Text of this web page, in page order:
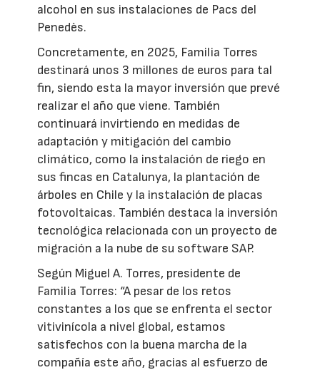
alcohol en sus instalaciones de Pacs del
Penedès.
Concretamente, en 2025, Familia Torres
destinará unos 3 millones de euros para tal
fin, siendo esta la mayor inversión que prevé
realizar el año que viene. También
continuará invirtiendo en medidas de
adaptación y mitigación del cambio
climático, como la instalación de riego en
sus fincas en Catalunya, la plantación de
árboles en Chile y la instalación de placas
fotovoltaicas. También destaca la inversión
tecnológica relacionada con un proyecto de
migración a la nube de su software SAP.
Según Miguel A. Torres, presidente de
Familia Torres: “A pesar de los retos
constantes a los que se enfrenta el sector
vitivinícola a nivel global, estamos
satisfechos con la buena marcha de la
compañía este año, gracias al esfuerzo de